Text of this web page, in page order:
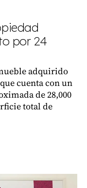
por 24
adquirido
cuenta con un
de 28,000
total de